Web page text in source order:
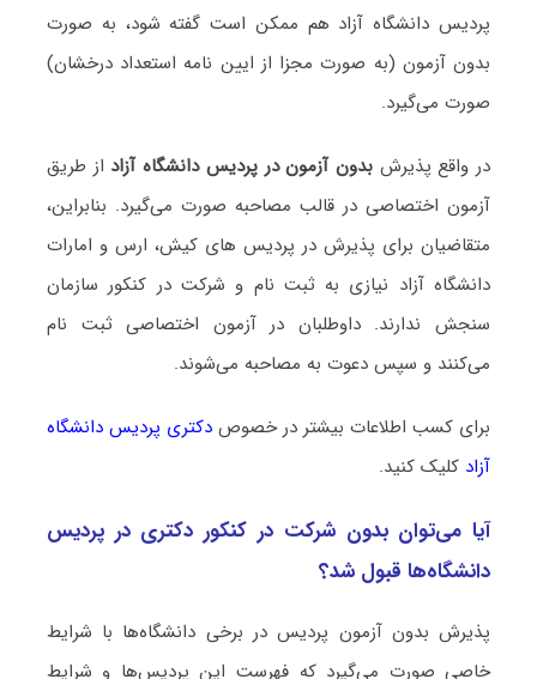
پردیس دانشگاه آزاد هم ممکن است گفته شود، به صورت
بدون آزمون (به صورت مجزا از ایین نامه استعداد درخشان)
صورت می‌گیرد.
در واقع پذیرشبدون آزمون در پردیس دانشگاه آزاد از طریق
آزمون اختصاصی در قالب مصاحبه صورت می‌گیرد. بنابراین،
متقاضیان برای پذیرش در پردیس های کیش، ارس و امارات
دانشگاه آزاد نیازی به ثبت نام و شرکت در کنکور سازمان
سنجش ندارند. داوطلبان در آزمون اختصاصی ثبت نام
می‌کنند و سپس دعوت به مصاحبه می‌شوند.
برای کسب اطلاعات بیشتر در خصوص دکتری پردیس دانشگاه
آزاد کلیک کنید.
آیا می‌توان بدون شرکت در کنکور دکتری در پردیس
دانشگاه‌ها قبول شد؟
پذیرش بدون آزمون پردیس در برخی دانشگاه‌ها با شرایط
خاصی صورت می‌گیرد که فهرست این پردیس‌ها و شرایط